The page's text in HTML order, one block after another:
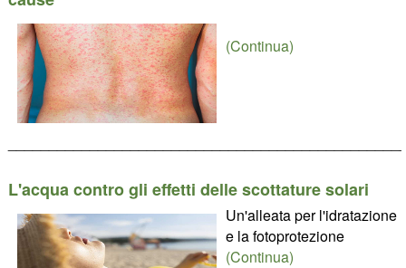
(Continua)
L'acqua contro gli effetti delle scottature solari
Un'alleata per l'idratazione
e la fotoprotezione
(Continua)